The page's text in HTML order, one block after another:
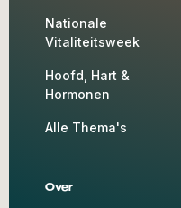
Nationale
Vitaliteitsweek
Hoofd, Hart &
Hormonen
Alle Thema's
Over